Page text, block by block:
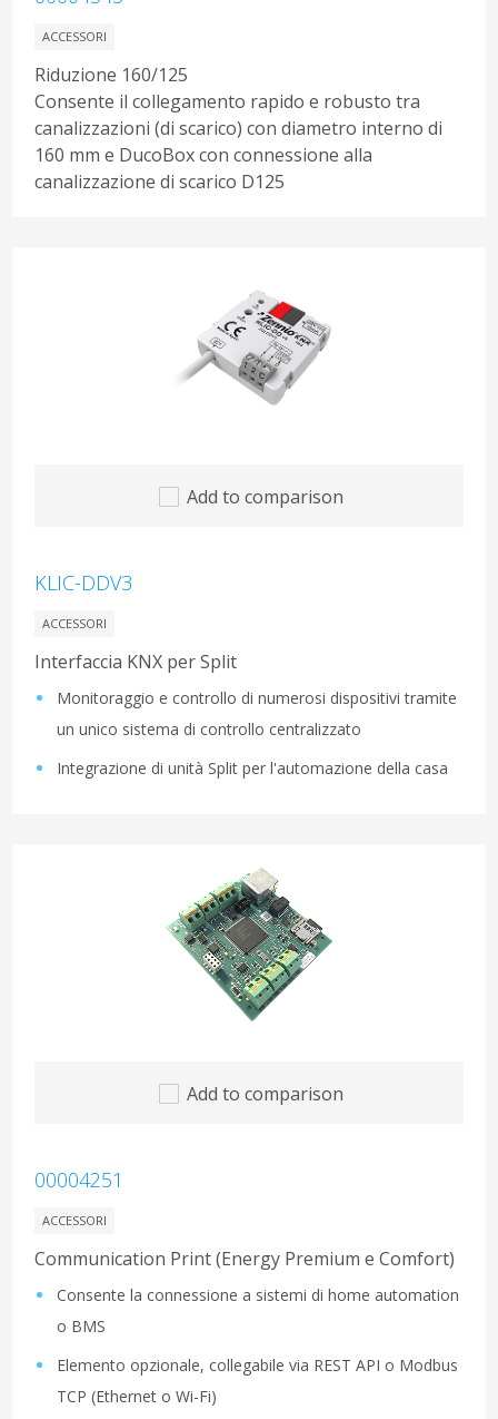
ACCESSORI
Riduzione 160/125
Consente il collegamento rapido e robusto tra
canalizzazioni (di scarico) con diametro interno di
160 mm e DucoBox con connessione alla
canalizzazione di scarico D125
Add to comparison
KLIC-DDV3
ACCESSORI
Interfaccia KNX per Split
Monitoraggio e controllo di numerosi dispositivi tramite
un unico sistema di controllo centralizzato
Integrazione di unità Split per l'automazione della casa
Add to comparison
00004251
ACCESSORI
Communication Print (Energy Premium e Comfort)
Consente la connessione a sistemi di home automation
o BMS
Elemento opzionale, collegabile via REST API o Modbus
TCP (Ethernet o Wi-Fi)